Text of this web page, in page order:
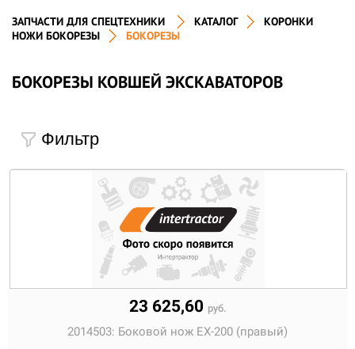
ЗАПЧАСТИ ДЛЯ СПЕЦТЕХНИКИ КАТАЛОГ
КОРОНКИ
НОЖИ БОКОРЕЗЫ
БОКОРЕЗЫ
БОКОРЕЗЫ КОВШЕЙ ЭКСКАВАТОРОВ
Фильтр
23 625,60 руб.
2014503: Боковой нож EX-200 (правый)